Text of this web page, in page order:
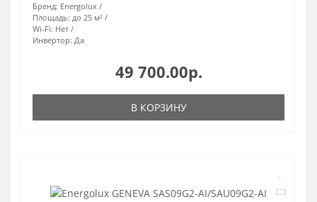
Бренд: Energolux
Площадь: до 25 м²
Wi-Fi: Нет
Инвертор: Да
49 700.00р.
В КОРЗИНУ